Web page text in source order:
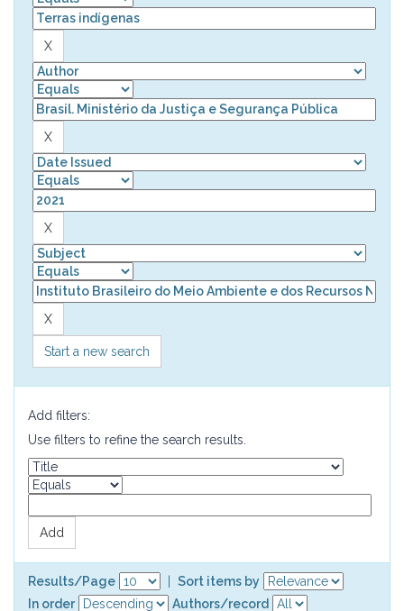
Start a new search
Add filters:
Use filters to refine the search results.
Results/Page
Sort items by
In order
Authors/record